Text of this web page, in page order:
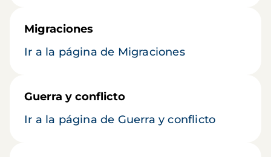
Migraciones
Ir a la página de Migraciones
Guerra y conflicto
Ir a la página de Guerra y conflicto